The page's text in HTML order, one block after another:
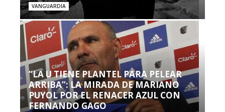
VANGUARDIA
“LA U TIENE PLANTEL PARA PELEAR
ARRIBA”: LA MIRADA DE MARIANO
PUYOL POR EL RENACER AZUL CON
FERNANDO GAGO